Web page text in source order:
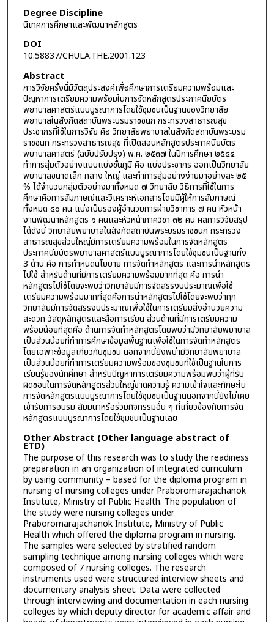
Degree Discipline
นิเทศการศึกษาและพัฒนาหลักสูตร
DOI
10.58837/CHULA.THE.2001.123
Abstract
การวิจัยครั้งนี้มีวัตถุประสงค์เพื่อศึกษาการเตรียมความพร้อมและ
ปัญหาการเตรียมความพร้อมในการจัดหลักสูตรประกาศนียบัตร
พยาบาลศาสตร์แบบบูรณาการโดยใช้ชุมชนเป็นฐานของวิทยาลัย
พยาบาลในสังกัดสถาบันพระบรมราชชนก กระทรวงสาธารณสุข
ประชากรที่ใช้ในการวิจัย คือ วิทยาลัยพยาบาลในสังกัดสถาบันพระบรม
ราชชนก กระทรวงสาธารณสุข ที่เปิดสอนหลักสูตรประกาศนียบัตร
พยาบาลศาสตร์ (ฉบับปรับปรุง) พ.ศ. ๒๕๓๗ ในปีการศึกษา ๒๕๔๔
ทำการสุ่มตัวอย่างแบบแบ่งชั้นภูมิ คือ แบ่งประชากร ออกเป็นวิทยาลัย
พยาบาลขนาดเล็ก กลาง ใหญ่ และทำการสุ่มอย่างง่ายมาอย่างละ ๒๕
% ได้จำนวนกลุ่มตัวอย่างมาทั้งหมด ๗ วิทยาลัย วิธีการที่ใช้ในการ
ศึกษาคือการสัมภาษณ์และวิเคราะห์เอกสารโดยมีผู้ให้การสัมภาษณ์
ทั้งหมด ๔๐ คน แบ่งเป็นรองผู้อำนวยการฝ่ายวิชาการ ๗ คน หัวหน้า
งานพัฒนาหลักสูตร ๑ คนและหัวหน้าภาควิชา ๓๒ คน ผลการวิจัยสรุป
ได้ดังนี้ วิทยาลัยพยาบาลในสังกัดสถาบันพระบรมราชชนก กระทรวง
สาธารณสุขส่วนใหญ่มีการเตรียมความพร้อมในการจัดหลักสูตร
ประกาศนียบัตรพยาบาลศาสตร์แบบบูรณาการโดยใช้ชุมชนเป็นฐานทั้ง
3 ด้าน คือ การกำหนดนโยบาย การจัดทำหลักสูตร และการนำหลักสูตร
ไปใช้ สำหรับด้านที่มีการเตรียมความพร้อมมากที่สุด คือ การนำ
หลักสูตรไปใช้โดยจะพบว่าวิทยาลัยมีการจัดสรรงบประมาณเพื่อใช้
เตรียมความพร้อมมากที่สุดคือการนำหลักสูตรไปใช้โดยจะพบว่าทุก
วิทยาลัยมีการจัดสรรงบประมาณเพื่อใช้ในการเตรียมสิ่งอำนวยความ
สะดวก วัสดุหลักสูตรและสื่อการเรียน ส่วนด้านที่มีการเตรียมความ
พร้อมน้อยที่สุดคือ ด้านการจัดทำหลักสูตรโดยพบว่ามีวิทยาลัยพยาบาล
เป็นส่วนน้อยที่ทำการศึกษาข้อมูลพื้นฐานเพื่อใช้ในการจัดทำหลักสูตร
โดยเฉพาะข้อมูลเกี่ยวกับชุมชน นอกจากนี้ยังพบ่ามีวิทยาลัยพยาบาล
เป็นส่วนน้อยที่ทำการเตรียมความพร้อมของชุมชนที่ใช้เป็นฐานในการ
เรียนรู้ของนักศึกษา สำหรับปัญหาการเตรียมความพร้อมพบว่าผู้ที่รับ
ผิดชอบในการจัดหลักสูตรส่วนใหญ่ขาดความรู้ ความเข้าใจและทักษะใน
การจัดหลักสูตรแบบบูรณาการโดยใช้ชุมชนเป็นฐานนอกจากนี้ยังไม่เคย
เข้ารับการอบรม สัมมนาหรือร่วมกิจกรรมอื่น ๆ ที่เกี่ยวข้องกับการจัด
หลักสูตรแบบบูรณาการโดยใช้ชุมชนเป็นฐานเลย
Other Abstract (Other language abstract of
ETD)
The purpose of this research was to study the readiness
preparation in an organization of integrated curriculum
by using community – based for the diploma program in
nursing of nursing colleges under Praboromarajachanok
Institute, Ministry of Public Health. The population of
the study were nursing colleges under
Praboromarajachanok Institute, Ministry of Public
Health which offered the diploma program in nursing.
The samples were selected by stratified random
sampling technique among nursing colleges which were
composed of 7 nursing colleges. The research
instruments used were structured interview sheets and
documentary analysis sheet. Data were collected
through interviewing and documentation in each nursing
colleges by which deputy director for academic affair and